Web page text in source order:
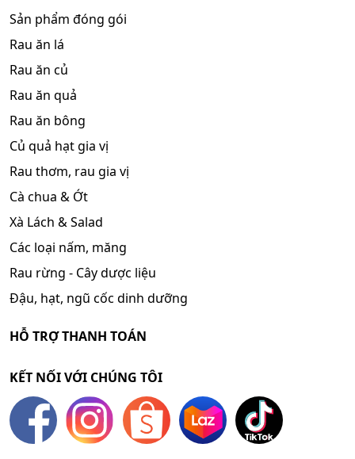
Sản phẩm đóng gói
Rau ăn lá
Rau ăn củ
Rau ăn quả
Rau ăn bông
Củ quả hạt gia vị
Rau thơm, rau gia vị
Cà chua & Ớt
Xà Lách & Salad
Các loại nấm, măng
Rau rừng - Cây dược liệu
Đậu, hạt, ngũ cốc dinh dưỡng
HỖ TRỢ THANH TOÁN
KẾT NỐI VỚI CHÚNG TÔI